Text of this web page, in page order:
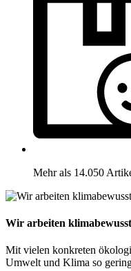
Mehr als 14.050
Wir arbeiten
Mit vielen konkreten
Umwelt und Klima so